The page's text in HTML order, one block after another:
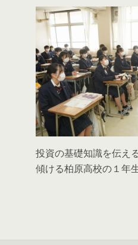
投資の基礎知識を伝え
傾ける柏原高校の１年